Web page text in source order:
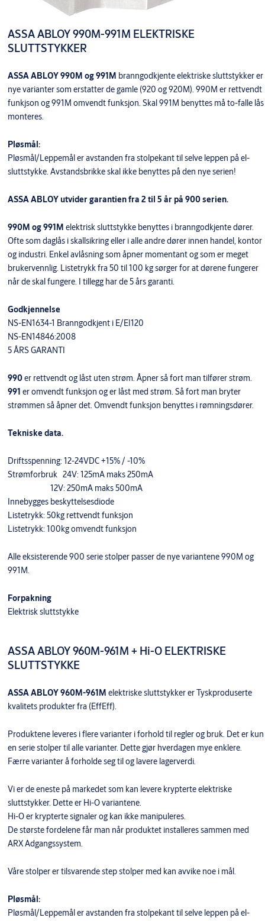
ASSA ABLOY 990M-991M ELEKTRISKE
SLUTTSTYKKER
ASSA ABLOY 990M og 991M branngodkjente elektriske sluttstykker er
nye varianter som erstatter de gamle (920 og 920M). 990M er rettvendt
funkjson og 991M omvendt funksjon. Skal 991M benyttes må to-falle lås
monteres.
Pløsmål:
Pløsmål/Leppemål er avstanden fra stolpekant til selve leppen på el-
sluttstykke. Avstandsbrikke skal ikke benyttes på den nye serien!
ASSA ABLOY utvider garantien fra 2 til 5 år på 900 serien.
990M og 991M elektrisk sluttstykke benyttes i branngodkjente dører.
Ofte som daglås i skallsikring eller i alle andre dører innen handel, kontor
og industri. Enkel avlåsning som åpner momentant og som er meget
brukervennlig. Listetrykk fra 50 til 100 kg sørger for at dørene fungerer
når de skal fungere. I tillegg har de 5 års garanti.
Godkjennelse
NS-EN1634-1 Branngodkjent i E/EI120
NS-EN14846:2008
5 ÅRS GARANTI
990er rettvendt og låst uten strøm. Åpner så fort man tilfører strøm.
991 er omvendt funksjon og er låst med strøm. Så fort man bryter
strømmen så åpner det. Omvendt funksjon benyttes i rømningsdører.
Tekniske data.
Driftsspenning: 12-24VDC +15% / -10%
Strømforbruk 24V: 125mA maks 250mA
12V: 250mA maks 500mA
Innebygges beskyttelsesdiode
Listetrykk: 50kg rettvendt funksjon
Listetrykk: 100kg omvendt funksjon
Alle eksisterende 900 serie stolper passer de nye variantene 990M og
991M.
Forpakning
Elektrisk sluttstykke
ASSA ABLOY 960M-961M + Hi-O ELEKTRISKE
SLUTTSTYKKE
ASSA ABLOY 960M-961M elektriske sluttstykker er Tyskproduserte
kvalitets produkter fra (EffEff).
Produktene leveres i flere varianter i forhold til regler og bruk. Det er kun
en serie stolper til alle varianter. Dette gjør hverdagen mye enklere.
Færre varianter å forholde seg til og lavere lagerverdi.
Vi er de eneste på markedet som kan levere krypterte elektriske
sluttstykker. Dette er Hi-O variantene.
Hi-O er krypterte signaler og kan ikke manipuleres.
De største fordelene får man når produktet installeres sammen med
ARX Adgangssystem.
Våre stolper er tilsvarende step stolper med kan avvike noe i mål.
Pløsmål:
Pløsmål/Leppemål er avstanden fra stolpekant til selve leppen på el-